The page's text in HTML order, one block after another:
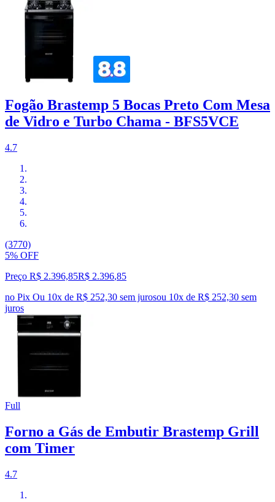
Fogão Brastemp 5 Bocas Preto Com Mesa
de Vidro e Turbo Chama - BFS5VCE
4.7
(3770)
5% OFF
Preço R$ 2.396,85R$ 2.396,85
no Pix Ou 10x de R$ 252,30 sem jurosou 10x de R$ 252,30 sem
juros
Full
Forno a Gás de Embutir Brastemp Grill
com Timer
4.7